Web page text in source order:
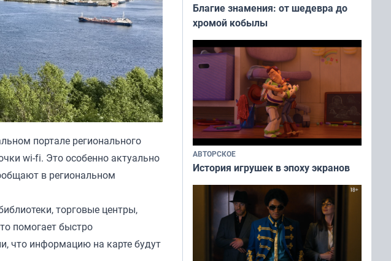
портале регионального
wi-fi. Это особенно актуально
в региональном
торговые центры,
помогает быстро
что информацию на карте будут
Благие знамения: от шедевра до
хромой кобылы
АВТОРСКОЕ
История игрушек в эпоху экранов